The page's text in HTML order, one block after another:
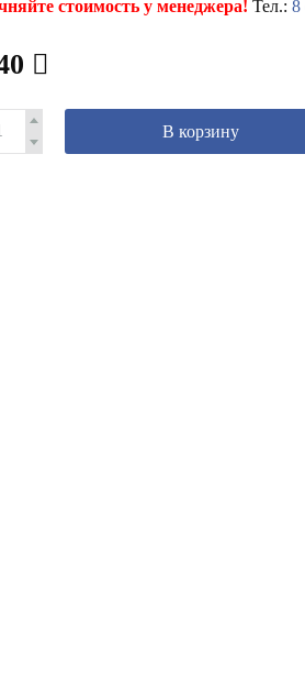
стоимость у менеджера! Тел.: 8
В корзину